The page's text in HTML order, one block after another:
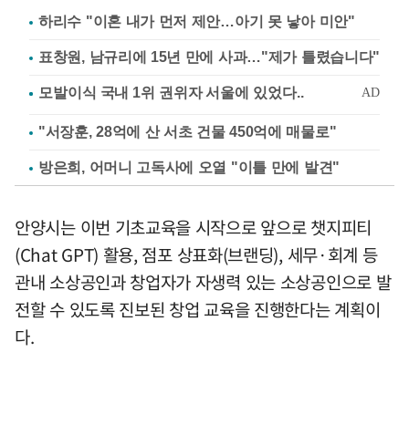
하리수 "이혼 내가 먼저 제안…아기 못 낳아 미안"
표창원, 남규리에 15년 만에 사과…"제가 틀렸습니다"
"서장훈, 28억에 산 서초 건물 450억에 매물로"
방은희, 어머니 고독사에 오열 "이틀 만에 발견"
안양시는 이번 기초교육을 시작으로 앞으로 챗지피티
(Chat GPT) 활용, 점포 상표화(브랜딩), 세무·회계 등
관내 소상공인과 창업자가 자생력 있는 소상공인으로 발
전할 수 있도록 진보된 창업 교육을 진행한다는 계획이
다.